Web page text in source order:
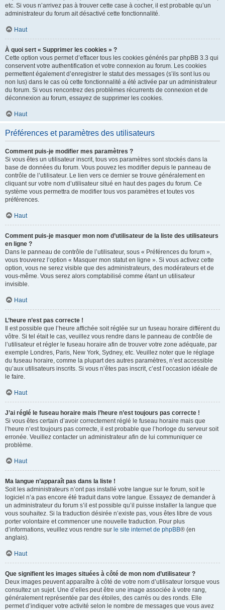
etc. Si vous n’arrivez pas à trouver cette case à cocher, il est probable qu’un
administrateur du forum ait désactivé cette fonctionnalité.
Haut
À quoi sert « Supprimer les cookies » ?
Cette option vous permet d’effacer tous les cookies générés par phpBB 3.3 qui
conservent votre authentification et votre connexion au forum. Les cookies
permettent également d’enregistrer le statut des messages (s’ils sont lus ou
non lus) dans le cas où cette fonctionnalité a été activée par un administrateur
du forum. Si vous rencontrez des problèmes récurrents de connexion et de
déconnexion au forum, essayez de supprimer les cookies.
Haut
Préférences et paramètres des utilisateurs
Comment puis-je modifier mes paramètres ?
Si vous êtes un utilisateur inscrit, tous vos paramètres sont stockés dans la
base de données du forum. Vous pouvez les modifier depuis le panneau de
contrôle de l’utilisateur. Le lien vers ce dernier se trouve généralement en
cliquant sur votre nom d’utilisateur situé en haut des pages du forum. Ce
système vous permettra de modifier tous vos paramètres et toutes vos
préférences.
Haut
Comment puis-je masquer mon nom d’utilisateur de la liste des utilisateurs
en ligne ?
Dans le panneau de contrôle de l’utilisateur, sous « Préférences du forum »,
vous trouverez l’option « Masquer mon statut en ligne ». Si vous activez cette
option, vous ne serez visible que des administrateurs, des modérateurs et de
vous-même. Vous serez alors comptabilisé comme étant un utilisateur
invisible.
Haut
L’heure n’est pas correcte !
Il est possible que l’heure affichée soit réglée sur un fuseau horaire différent du
vôtre. Si tel était le cas, veuillez vous rendre dans le panneau de contrôle de
l’utilisateur et régler le fuseau horaire afin de trouver votre zone adéquate, par
exemple Londres, Paris, New York, Sydney, etc. Veuillez noter que le réglage
du fuseau horaire, comme la plupart des autres paramètres, n’est accessible
qu’aux utilisateurs inscrits. Si vous n’êtes pas inscrit, c’est l’occasion idéale de
le faire.
Haut
J’ai réglé le fuseau horaire mais l’heure n’est toujours pas correcte !
Si vous êtes certain d’avoir correctement réglé le fuseau horaire mais que
l’heure n’est toujours pas correcte, il est probable que l’horloge du serveur soit
erronée. Veuillez contacter un administrateur afin de lui communiquer ce
problème.
Haut
Ma langue n’apparaît pas dans la liste !
Soit les administrateurs n’ont pas installé votre langue sur le forum, soit le
logiciel n’a pas encore été traduit dans votre langue. Essayez de demander à
un administrateur du forum s’il est possible qu’il puisse installer la langue que
vous souhaitez. Si la traduction désirée n’existe pas, vous êtes libre de vous
porter volontaire et commencer une nouvelle traduction. Pour plus
d’informations, veuillez vous rendre sur le site internet de phpBB® (en
anglais).
Haut
Que signifient les images situées à côté de mon nom d’utilisateur ?
Deux images peuvent apparaître à côté de votre nom d’utilisateur lorsque vous
consultez un sujet. Une d’elles peut être une image associée à votre rang,
généralement représentée par des étoiles, des carrés ou des ronds. Elle
permet d’indiquer votre activité selon le nombre de messages que vous avez